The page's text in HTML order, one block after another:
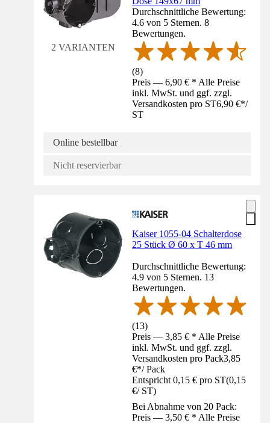
2 VARIANTEN
Durchschnittliche Bewertung:
4.6 von 5 Sternen. 8
Bewertungen.
(8)
Preis — 6,90 € * Alle Preise
inkl. MwSt. und ggf. zzgl.
Versandkosten pro ST6,90 €*/
ST
Online bestellbar
Nicht reservierbar
Kaiser 1055-04 Schalterdose
25 Stück Ø 60 x T 46 mm
Durchschnittliche Bewertung:
4.9 von 5 Sternen. 13
Bewertungen.
(13)
Preis — 3,85 € * Alle Preise
inkl. MwSt. und ggf. zzgl.
Versandkosten pro Pack3,85
€*/ Pack
Entspricht 0,15 € pro ST(0,15
€/ ST)
Bei Abnahme von 20 Pack:
Preis — 3,50 € * Alle Preise